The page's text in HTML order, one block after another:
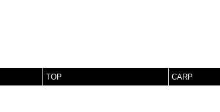
TOP CARP